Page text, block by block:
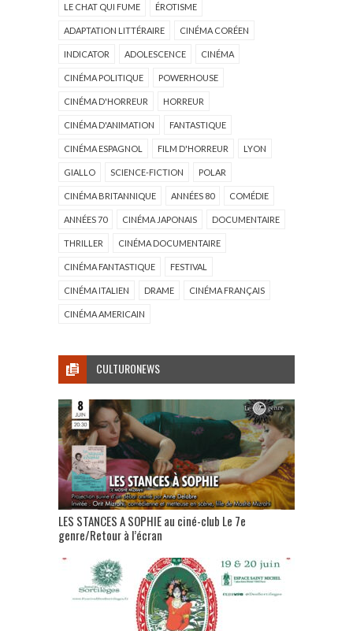
LE CHAT QUI FUME ÉROTISME
ADAPTATION LITTÉRAIRE CINÉMA CORÉEN
INDICATOR ADOLESCENCE CINÉMA
CINÉMA POLITIQUE POWERHOUSE
CINÉMA D'HORREUR HORREUR
CINÉMA D'ANIMATION FANTASTIQUE
CINÉMA ESPAGNOL FILM D'HORREUR LYON
GIALLO SCIENCE-FICTION POLAR
CINÉMA BRITANNIQUE ANNÉES 80 COMÉDIE
ANNÉES 70 CINÉMA JAPONAIS DOCUMENTAIRE
THRILLER CINÉMA DOCUMENTAIRE
CINÉMA FANTASTIQUE FESTIVAL
CINÉMA ITALIEN DRAME CINÉMA FRANÇAIS
CINÉMA AMERICAIN
CULTURONEWS
LES STANCES A SOPHIE au ciné-club Le 7e
genre/Retour à l’écran